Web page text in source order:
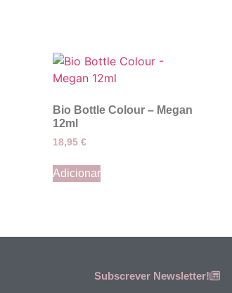
Bio Bottle Colour – Megan
12ml
18,95 €
Adicionar
Subscrever Newsletter!